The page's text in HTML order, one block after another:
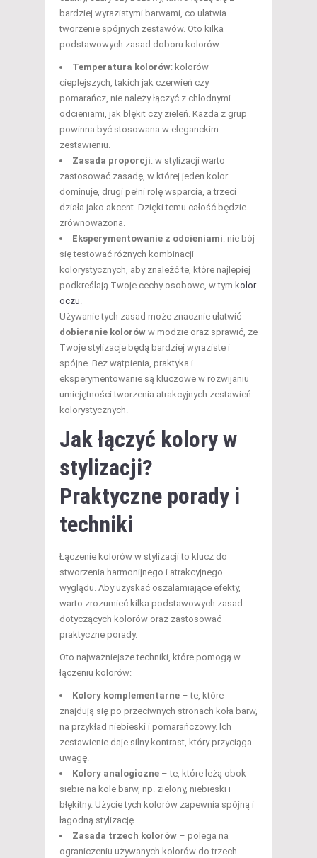
bardziej wyrazistymi barwami, co ułatwia
tworzenie spójnych zestawów. Oto kilka
podstawowych zasad doboru kolorów:
Temperatura kolorów: kolorów
cieplejszych, takich jak czerwień czy
pomarańcz, nie należy łączyć z chłodnymi
odcieniami, jak błękit czy zieleń. Każda z grup
powinna być stosowana w eleganckim
zestawieniu.
Zasada proporcji: w stylizacji warto
zastosować zasadę, w której jeden kolor
dominuje, drugi pełni rolę wsparcia, a trzeci
działa jako akcent. Dzięki temu całość będzie
zrównoważona.
Eksperymentowanie z odcieniami: nie bój
się testować różnych kombinacji
kolorystycznych, aby znaleźć te, które najlepiej
podkreślają Twoje cechy osobowe, w tym kolor
oczu.
Używanie tych zasad może znacznie ułatwić
dobieranie kolorów w modzie oraz sprawić, że
Twoje stylizacje będą bardziej wyraziste i
spójne. Bez wątpienia, praktyka i
eksperymentowanie są kluczowe w rozwijaniu
umiejętności tworzenia atrakcyjnych zestawień
kolorystycznych.
Jak łączyć kolory w
stylizacji?
Praktyczne porady i
techniki
Łączenie kolorów w stylizacji to klucz do
stworzenia harmonijnego i atrakcyjnego
wyglądu. Aby uzyskać oszałamiające efekty,
warto zrozumieć kilka podstawowych zasad
dotyczących kolorów oraz zastosować
praktyczne porady.
Oto najważniejsze techniki, które pomogą w
łączeniu kolorów:
Kolory komplementarne – te, które
znajdują się po przeciwnych stronach koła barw,
na przykład niebieski i pomarańczowy. Ich
zestawienie daje silny kontrast, który przyciąga
uwagę.
Kolory analogiczne – te, które leżą obok
siebie na kole barw, np. zielony, niebieski i
błękitny. Użycie tych kolorów zapewnia spójną i
łagodną stylizację.
Zasada trzech kolorów – polega na
ograniczeniu używanych kolorów do trzech